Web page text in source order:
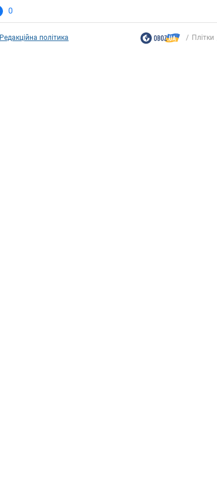
0
Редакційна політика Плітки